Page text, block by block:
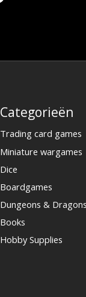
Categorieën
Trading card games
Miniature wargames
Dice
Boardgames
Dungeons & Dragons
Books
Hobby Supplies